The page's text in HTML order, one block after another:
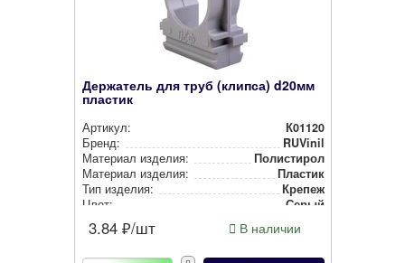
Держатель для труб (клипса) d20мм
пластик
Артикул:
К01120
Бренд:
RUVinil
Материал изделия:
Полистирол
Материал изделия:
Пластик
Тип изделия:
Крепеж
Цвет:
Серый
Покрытие:
3.84 ₽/шт В наличии